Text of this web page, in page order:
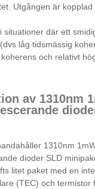
Utgången är
situationer där ett
låg tidsmässig
och relativt
av 1310nm
1310nm
dioder SLD
litet paket med en
(TEC) och termistor